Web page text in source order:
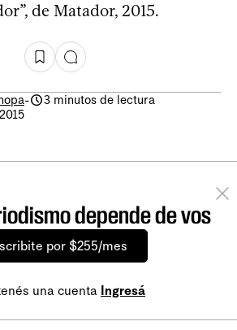
de Matador, 2015.
-
3 minutos de lectura
depende de vos
por $255/mes
una cuenta Ingresá